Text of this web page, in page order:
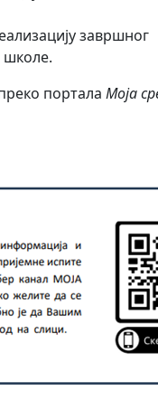
завршног
школе.
портала Моја